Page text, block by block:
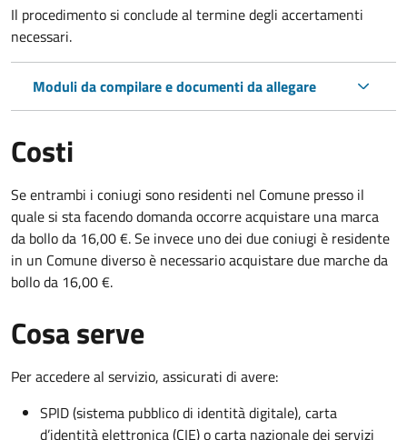
Il procedimento si conclude al termine degli accertamenti
necessari.
Moduli da compilare e documenti da allegare
Costi
Se entrambi i coniugi sono residenti nel Comune presso il
quale si sta facendo domanda occorre acquistare una marca
da bollo da 16,00 €. Se invece uno dei due coniugi è residente
in un Comune diverso è necessario acquistare due marche da
bollo da 16,00 €.
Cosa serve
Per accedere al servizio, assicurati di avere:
SPID (sistema pubblico di identità digitale), carta
d’identità elettronica (CIE) o carta nazionale dei servizi